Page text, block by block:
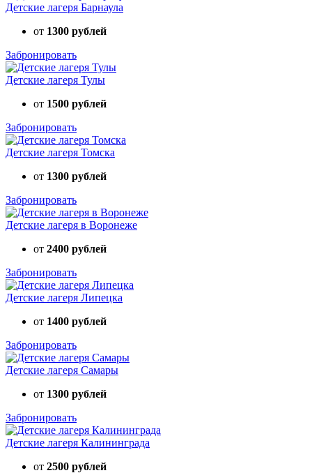
Детские лагеря Барнаула
от 1300 рублей
Забронировать
Детские лагеря Тулы
от 1500 рублей
Забронировать
Детские лагеря Томска
от 1300 рублей
Забронировать
Детские лагеря в Воронеже
от 2400 рублей
Забронировать
Детские лагеря Липецка
от 1400 рублей
Забронировать
Детские лагеря Самары
от 1300 рублей
Забронировать
Детские лагеря Калининграда
от 2500 рублей